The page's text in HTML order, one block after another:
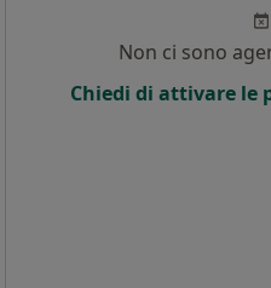
Non ci sono
Chiedi di attivare le